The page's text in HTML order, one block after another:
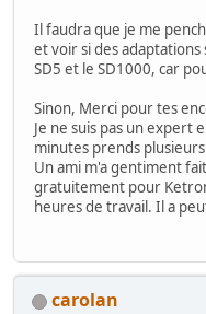
Il faudra que je me
et voir si des adaptations
SD5 et le SD1000, car
Sinon, Merci pour tes
Je ne suis pas un expert
minutes prends
Un ami m'a gentiment
gratuitement pour
heures de travail. Il a
carolan